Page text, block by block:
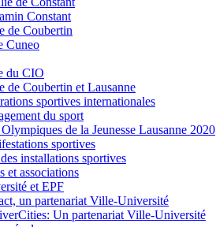
Constant
de Coubertin
Cuneo
du CIO
de Coubertin et Lausanne
sportives internationales
du sport
de la Jeunesse Lausanne 2020
sportives
installations sportives
et associations
et EPF
un partenariat Ville-Université
Un partenariat Ville-Université